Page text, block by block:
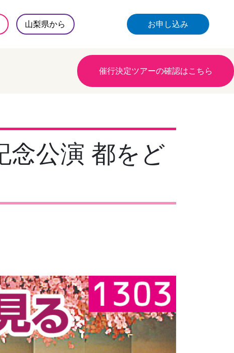
山梨県から お申し込み
催行決定ツアーの確認はこちら
念公演 都をど